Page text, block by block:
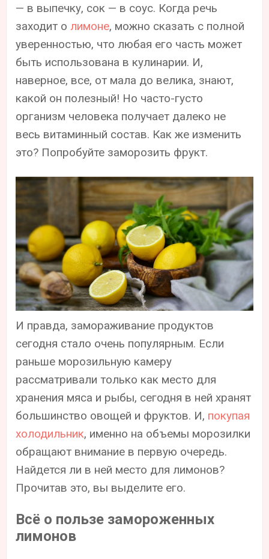
— в выпечку, сок — в соус. Когда речь
заходит олимоне, можно сказать с полной
уверенностью, что любая его часть может
быть использована в кулинарии. И,
наверное, все, от мала до велика, знают,
какой он полезный! Но часто-густо
организм человека получает далеко не
весь витаминный состав. Как же изменить
это? Попробуйте заморозить фрукт.
И правда, замораживание продуктов
сегодня стало очень популярным. Если
раньше морозильную камеру
рассматривали только как место для
хранения мяса и рыбы, сегодня в ней хранят
большинство овощей и фруктов. И, покупая
холодильник, именно на объемы морозилки
обращают внимание в первую очередь.
Найдется ли в ней место для лимонов?
Прочитав это, вы выделите его.
Всё о пользе замороженных
лимонов